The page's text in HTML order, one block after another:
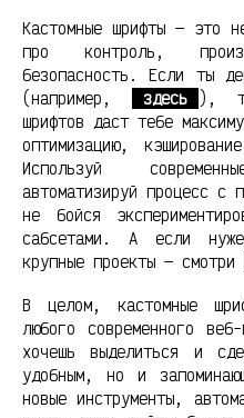
Кастомные шрифты — это
про контроль,
безопасность. Если ты
(например,
здесь
),
шрифтов даст тебе
оптимизацию,
Используй
автоматизируй процесс с
не бойся
сабсетами. А если
крупные проекты — смотри
В целом, кастомные
любого современного
хочешь выделиться и
удобным, но и
новые инструменты,